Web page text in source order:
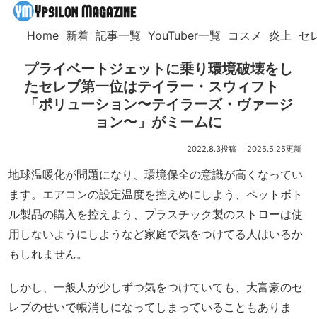
Home 新着 記事一覧 YouTuber一覧 コスメ 炎上 セ
プライベートジェットに乗り環境破壊をし
たセレブ第一位はテイラー・スウィフト
「ポリューション〜テイラーズ・ヴァージ
ョン〜」がミームに
2022.8.3 2025.5.25
地球温暖化が問題になり、環境保全の意識が高くなってい
ます。エアコンの設定温度を控えめにしよう、ペットボト
ル製品の購入を控えよう、プラスチック製のストローは使
用しないようにしようなど家庭で気をつけてる人はいるか
もしれません。
しかし、一般人が少しずつ気をつけていても、大富豪のセ
レブのせいで帳消しになってしまっていることもありま